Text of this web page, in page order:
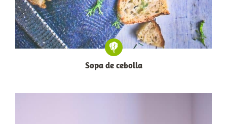
Sopa de cebolla